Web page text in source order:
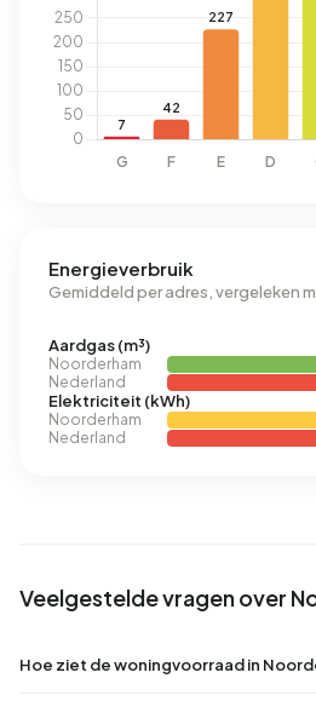
Energieverbruik
Gemiddeld per adres, vergeleken
Aardgas (m³)
Noorderham
Nederland
Elektriciteit (kWh)
Noorderham
Nederland
Veelgestelde vragen over
Hoe ziet de woningvoorraad in